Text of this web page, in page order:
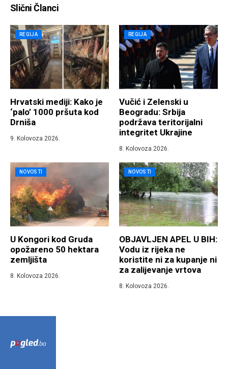
Slični Članci
REGIJA
Hrvatski mediji: Kako je
‘palo’ 1000 pršuta kod
Drniša
9. Kolovoza 2026.
REGIJA
Vučić i Zelenski u
Beogradu: Srbija
podržava teritorijalni
integritet Ukrajine
8. Kolovoza 2026.
NOVOSTI
U Kongori kod Gruda
opožareno 50 hektara
zemljišta
8. Kolovoza 2026.
NOVOSTI
OBJAVLJEN APEL U BIH:
Vodu iz rijeka ne
koristite ni za kupanje ni
za zalijevanje vrtova
8. Kolovoza 2026.